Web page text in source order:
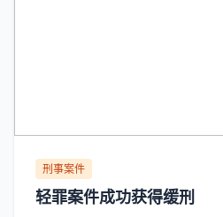
刑事案件
轻罪案件成功获得缓刑